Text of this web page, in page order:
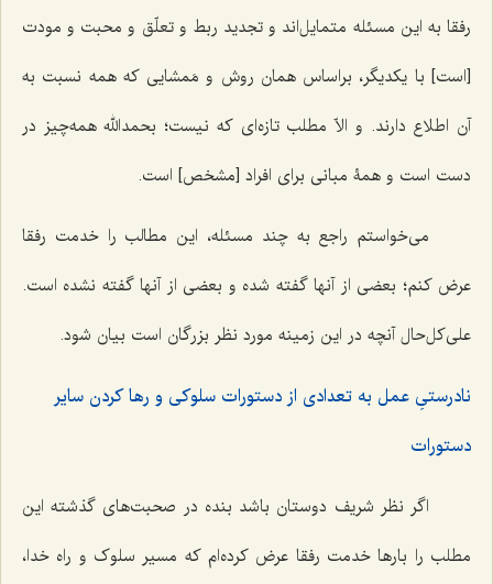
رفقا به این مسئله متمایل‌اند و تجدید ربط و تعلّق و محبت و مودت
[است] با یکدیگر، براساس همان روش و مَمشایی که همه نسبت به
آن اطلاع دارند. و الاّ مطلب تازه‌ای که نیست؛ بحمدالله همه‌چیز در
دست است و همۀ مبانی برای افراد [مشخص] است.
می‌خواستم راجع به چند مسئله، این مطالب را خدمت رفقا
عرض کنم؛ بعضی از آنها گفته شده و بعضی از آنها گفته نشده است.
علی‌کل‌حال آنچه در این زمینه مورد نظر بزرگان است بیان شود.
نادرستیِ عمل به تعدادی از دستورات سلوکی و رها کردن سایر
دستورات
اگر نظر شریف دوستان باشد بنده در صحبت‌های گذشته این
مطلب را بار‌ها خدمت رفقا عرض کرده‌ام که مسیر سلوک و راه خدا،